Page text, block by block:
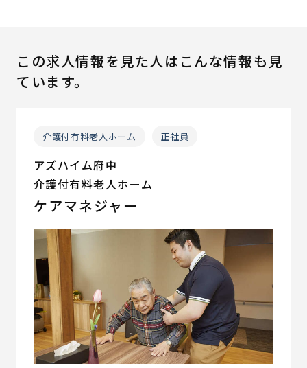
この求人情報を見た人はこんな情報も見
ています。
介護付有料老人ホーム 正社員
アズハイム府中
介護付有料老人ホーム
ケアマネジャー